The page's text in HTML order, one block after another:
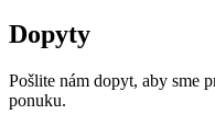
Dopyty
Pošlite nám dopyt, aby sme
ponuku.